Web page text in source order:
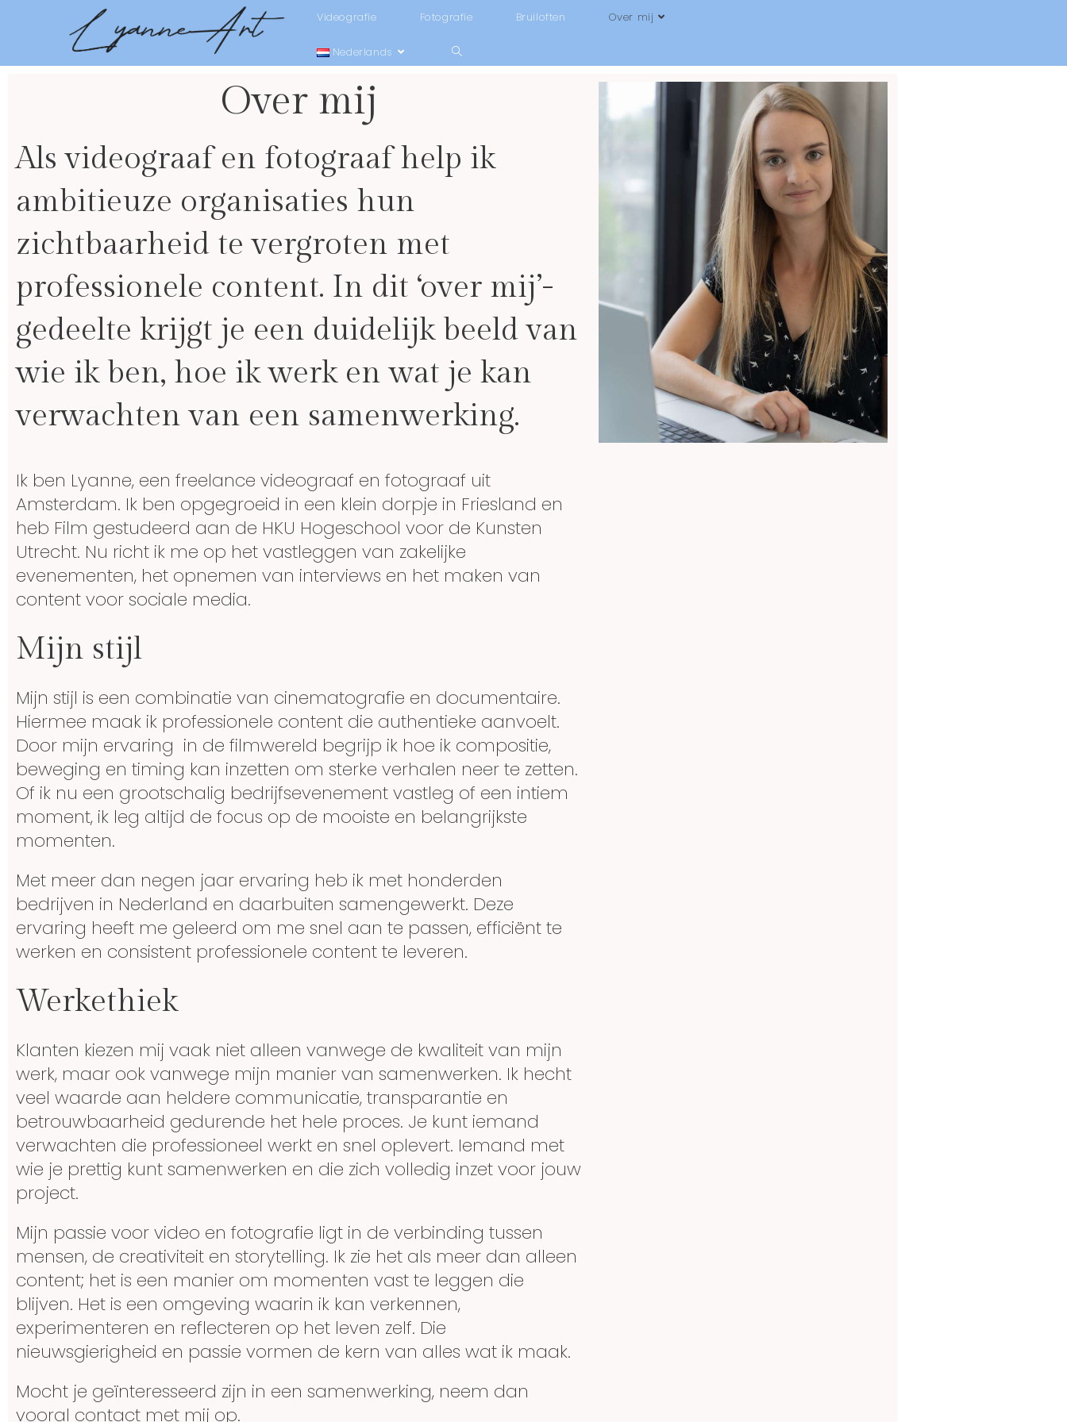
Videografie Fotografie Bruiloften Over mij
Nederlands
Over mij
Als videograaf en fotograaf help ik
ambitieuze organisaties hun
zichtbaarheid te vergroten met
professionele content. In dit ‘over mij’-
gedeelte krijgt je een duidelijk beeld van
wie ik ben, hoe ik werk en wat je kan
verwachten van een samenwerking.
Ik ben Lyanne, een freelance videograaf en fotograaf uit
Amsterdam. Ik ben opgegroeid in een klein dorpje in Friesland en
heb Film gestudeerd aan de HKU Hogeschool voor de Kunsten
Utrecht. Nu richt ik me op het vastleggen van zakelijke
evenementen, het opnemen van interviews en het maken van
content voor sociale media.
Mijn stijl
Mijn stijl is een combinatie van cinematografie en documentaire.
Hiermee maak ik professionele content die authentieke aanvoelt.
Door mijn ervaring in de filmwereld begrijp ik hoe ik compositie,
beweging en timing kan inzetten om sterke verhalen neer te zetten.
Of ik nu een grootschalig bedrijfsevenement vastleg of een intiem
moment, ik leg altijd de focus op de mooiste en belangrijkste
momenten.
Met meer dan negen jaar ervaring heb ik met honderden
bedrijven in Nederland en daarbuiten samengewerkt. Deze
ervaring heeft me geleerd om me snel aan te passen, efficiënt te
werken en consistent professionele content te leveren.
Werkethiek
Klanten kiezen mij vaak niet alleen vanwege de kwaliteit van mijn
werk, maar ook vanwege mijn manier van samenwerken. Ik hecht
veel waarde aan heldere communicatie, transparantie en
betrouwbaarheid gedurende het hele proces. Je kunt iemand
verwachten die professioneel werkt en snel oplevert. Iemand met
wie je prettig kunt samenwerken en die zich volledig inzet voor jouw
project.
Mijn passie voor video en fotografie ligt in de verbinding tussen
mensen, de creativiteit en storytelling. Ik zie het als meer dan alleen
content; het is een manier om momenten vast te leggen die
blijven. Het is een omgeving waarin ik kan verkennen,
experimenteren en reflecteren op het leven zelf. Die
nieuwsgierigheid en passie vormen de kern van alles wat ik maak.
Mocht je geïnteresseerd zijn in een samenwerking, neem dan
vooral contact met mij op.